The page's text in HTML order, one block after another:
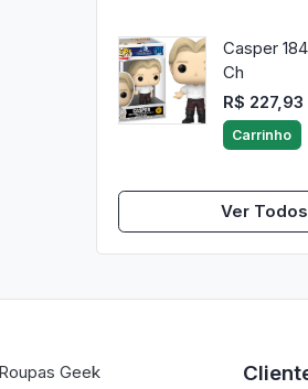
Casper
Ch
R$ 227,93
Carrinho
Ver
Roupas Geek